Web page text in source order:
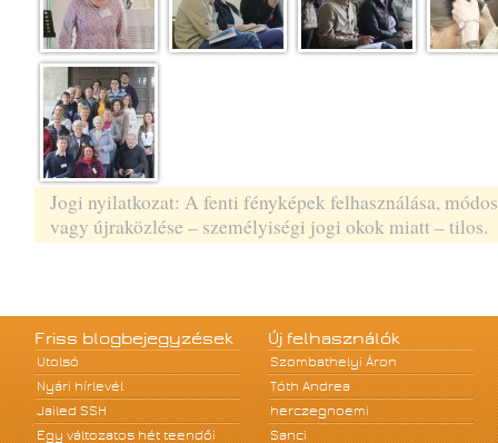
Jogi nyilatkozat: A fenti fényképek felhasználása,
vagy újraközlése – személyiségi jogi okok miatt – tilos.
Friss blogbejegyzések
Utolsó
Nyári hírlevél
Jailed SSH
Egy változatos hét teendői
Új felhasználók
Szombathelyi Áron
Tóth Andrea
herczegnoemi
Sanci